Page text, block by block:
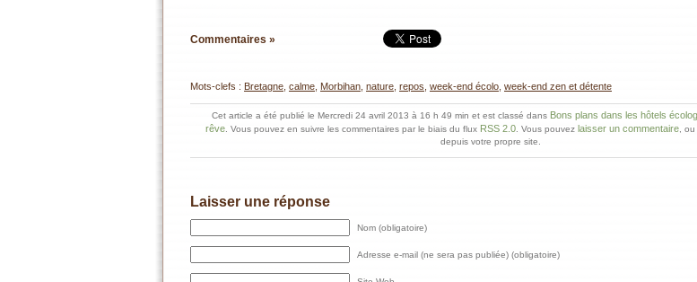
Commentaires »
Mots-clefs : Bretagne calme Morbihan nature repos week-end écolo week-end zen et détente
Cet article a été publié le Mercredi 24 avril 2013 à 16 h 49 min et est classé dans Bons plans dans les hôtels
rêve. Vous pouvez en suivre les commentaires par le biais du flux RSS 2.0. Vous pouvez laisser un commentaire, ou
depuis votre propre site.
Laisser une réponse
Nom (obligatoire)
Adresse e-mail (ne sera pas publiée) (obligatoire)